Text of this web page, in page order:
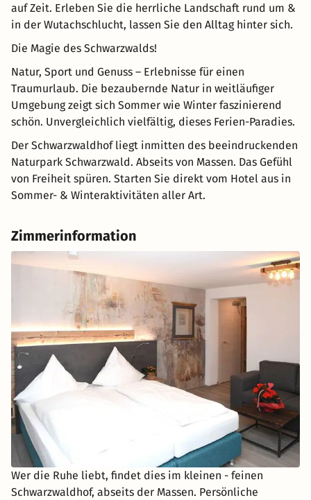
auf Zeit. Erleben Sie die herrliche Landschaft rund um &
in der Wutachschlucht, lassen Sie den Alltag hinter sich.
Die Magie des Schwarzwalds!
Natur, Sport und Genuss – Erlebnisse für einen
Traumurlaub. Die bezaubernde Natur in weitläufiger
Umgebung zeigt sich Sommer wie Winter faszinierend
schön. Unvergleichlich vielfältig, dieses Ferien-Paradies.
Der Schwarzwaldhof liegt inmitten des beeindruckenden
Naturpark Schwarzwald. Abseits von Massen. Das Gefühl
von Freiheit spüren. Starten Sie direkt vom Hotel aus in
Sommer- & Winteraktivitäten aller Art.
Zimmerinformation
Wer die Ruhe liebt, findet dies im kleinen - feinen
Schwarzwaldhof, abseits der Massen. Persönliche